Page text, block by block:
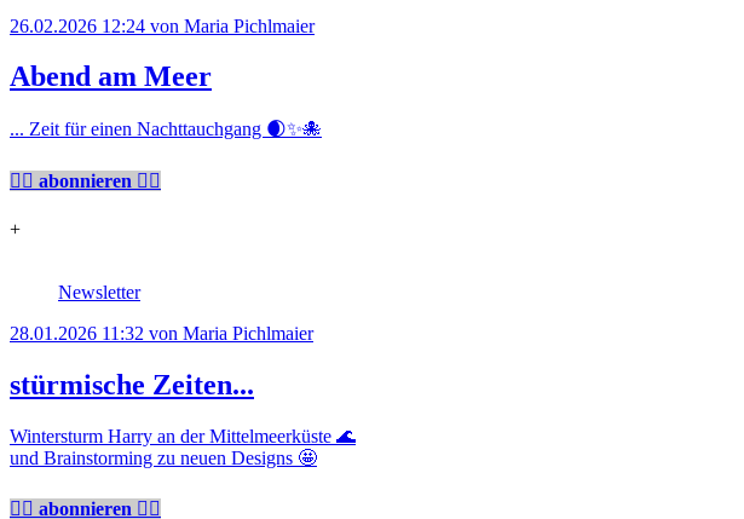
26.02.2026 12:24 von Maria Pichlmaier
Abend am Meer
... Zeit für einen Nachttauchgang 🌒✨🐙
👉🏼 abonnieren 👈🏼
+
Newsletter
28.01.2026 11:32 von Maria Pichlmaier
stürmische Zeiten...
Wintersturm Harry an der Mittelmeerküste 🌊
und Brainstorming zu neuen Designs 🤩
👉🏼 abonnieren 👈🏼